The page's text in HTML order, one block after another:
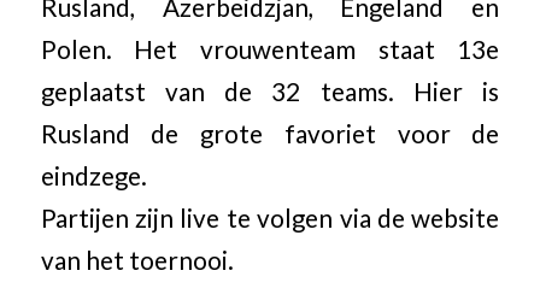
Rusland, Azerbeidzjan, Engeland en
Polen. Het vrouwenteam staat 13e
geplaatst van de 32 teams. Hier is
Rusland de grote favoriet voor de
eindzege.
Partijen zijn live te volgen via de website
van het toernooi.